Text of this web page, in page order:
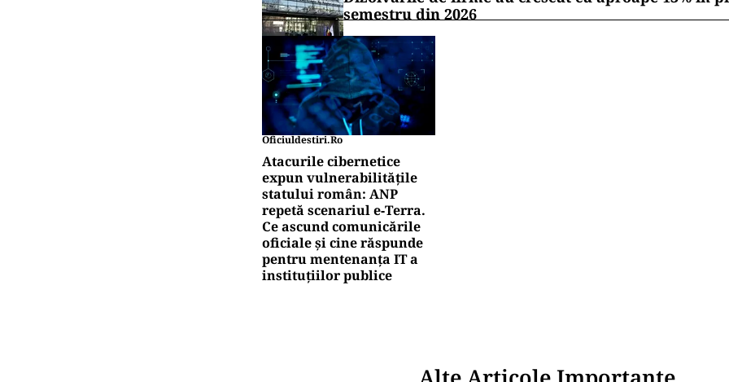
POLITICĂ
Președinta spune că inițiativa e coordonată de Rusia
POLITICĂ
Mesia și trădarea leului: Călin Georgescu a intrat cu colțul
politica monetară
Puterea Financiara
Acțiunile europene rescriu recordurile în 2026.
artificială schimbă liderii bursei
Puterea Financiara
Dizolvările de firme au crescut cu aproape 13% în